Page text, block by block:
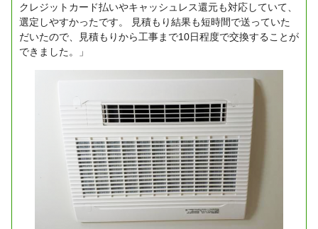
クレジットカード払いやキャッシュレス還元も対応していて、
選定しやすかったです。
見積もり結果も短時間で送っていた
だいたので、見積もりから工事まで10日程度で交換することが
できました。」